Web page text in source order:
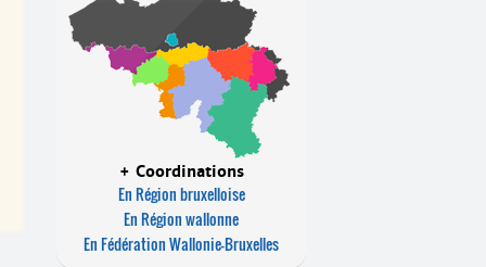
+ Coordinations
En Région bruxelloise
En Région wallonne
En Fédération Wallonie-Bruxelles